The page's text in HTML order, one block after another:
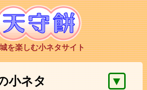
を楽しむ小ネタサイト
小ネタ ▼